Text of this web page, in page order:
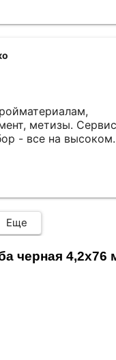
метизы.
- все на высоком
Отличный магазин
Еще
черная 4,2х76